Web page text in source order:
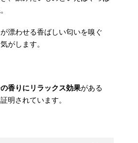
漂わせる香ばしい匂いを嗅ぐ
がします。
香りにリラックス効果がある
明されています。